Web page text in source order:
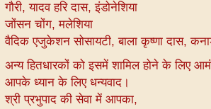
गौरी, यादव हरि दास, इंडोनेशिया
जोंसन चोंग, मलेशिया
वैदिक एजुकेशन सोसायटी, बाला कृष्णा दास,
अन्य हितधारकों को इसमें शामिल होने के लिए
आपके ध्यान के लिए धन्यवाद।
श्री प्रभुपाद की सेवा में आपका,